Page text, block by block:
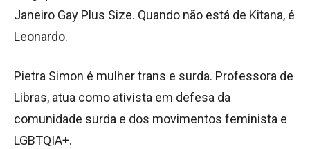
Janeiro Gay Plus Size. Quando não está de Kitana, é
Leonardo.
Pietra Simon é mulher trans e surda. Professora de
Libras, atua como ativista em defesa da
comunidade surda e dos movimentos feminista e
LGBTQIA+.